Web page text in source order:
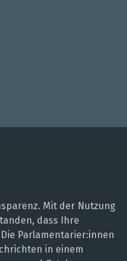
Mit der Nutzung
dass Ihre
Parlamentarier:innen
in einem